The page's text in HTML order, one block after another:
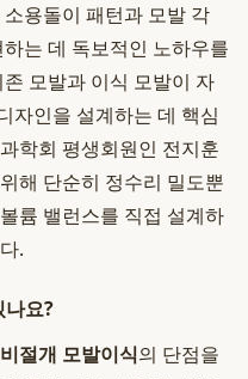
용돌이 패턴과 모발 각
는 데 독보적인 노하우를
모발과 이식 모발이 자
자인을 설계하는 데 핵심
학회 평생회원인 전지훈
해 단순히 정수리 밀도뿐
륨 밸런스를 직접 설계하
.
나요?
비절개 모발이식의 단점을